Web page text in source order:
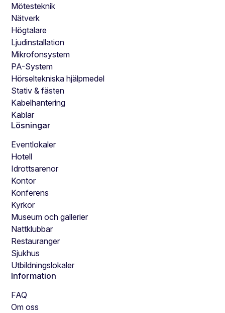
Mötesteknik
Nätverk
Högtalare
Ljudinstallation
Mikrofonsystem
PA-System
Hörseltekniska hjälpmedel
Stativ & fästen
Kabelhantering
Kablar
Lösningar
Eventlokaler
Hotell
Idrottsarenor
Kontor
Konferens
Kyrkor
Museum och gallerier
Nattklubbar
Restauranger
Sjukhus
Utbildningslokaler
Information
FAQ
Om oss